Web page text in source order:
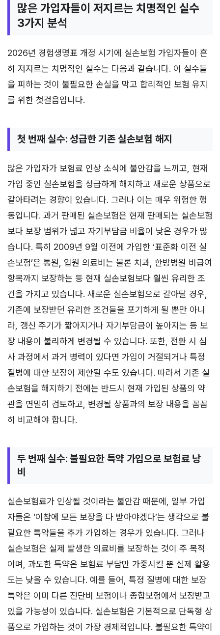
많은 가입자들이 저지르는 치명적인 실수
3가지 분석
2026년 경험생명표 개정 시기에 실손보험 가입자들이 흔
히 저지르는 치명적인 실수는 다음과 같습니다. 이 실수들
을 피하는 것이 불필요한 손실을 막고 합리적인 보험 유지
를 위한 첫걸음입니다.
첫 번째 실수: 성급한 기존 실손보험 해지
많은 가입자가 보험료 인상 소식에 불안감을 느끼고, 현재
가입 중인 실손보험을 성급하게 해지하고 새로운 상품으로
갈아타려는 경향이 있습니다. 그러나 이는 매우 위험한 행
동입니다. 과거 판매된 실손보험은 현재 판매되는 실손보험
보다 보장 범위가 넓고 자기부담금 비율이 낮은 경우가 많
습니다. 특히 2009년 9월 이전에 가입한 ‘표준화 이전 실
손보험’은 통원, 입원 의료비는 물론 치과, 한방병원 비급여
항목까지 보장하는 등 현재 실손보험보다 훨씬 유리한 조
건을 가지고 있습니다. 새로운 실손보험으로 갈아탈 경우,
기존에 보장받던 유리한 조건들을 포기하게 될 뿐만 아니
라, 갱신 주기가 짧아지거나 자기부담금이 높아지는 등 보
장 내용이 불리하게 변경될 수 있습니다. 또한, 전환 시 심
사 과정에서 과거 병력이 있다면 가입이 거절되거나 특정
질병에 대한 보장이 제한될 수도 있습니다. 따라서 기존 실
손보험을 해지하기 전에는 반드시 현재 가입된 상품의 약
관을 면밀히 검토하고, 변경될 상품과의 보장 내용을 꼼꼼
히 비교해야 합니다.
두 번째 실수: 불필요한 특약 가입으로 보험료 낭
비
실손보험료가 인상될 것이라는 불안감 때문에, 일부 가입
자들은 ‘이참에 모든 보장을 다 받아야겠다’는 생각으로 불
필요한 특약들을 추가 가입하는 경우가 있습니다. 그러나
실손보험은 실제 발생한 의료비를 보장하는 것이 주 목적
이며, 과도한 특약은 보험료 부담만 가중시킬 뿐 실제 활용
도는 낮을 수 있습니다. 예를 들어, 특정 질병에 대한 보장
특약은 이미 다른 진단비 보험이나 종합보험에서 보장받고
있을 가능성이 있습니다. 실손보험은 기본적으로 단독형 상
품으로 가입하는 것이 가장 경제적입니다. 불필요한 특약이